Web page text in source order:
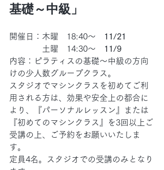
基礎～中級」
開催日：木曜　18:40～
11/21
土曜　14:30～
11/9
内容：ピラティスの基礎～中級の方向
けの少人数グループクラス。
スタジオでマシンクラスを初めてご利
用される方は、効果や安全上の都合に
より、『パーソナルレッスン』または
『初めてのマシンクラス』を3回以上ご
受講の上、ご予約をお願いいたしま
す。
定員4名。スタジオでの受講のみとなり